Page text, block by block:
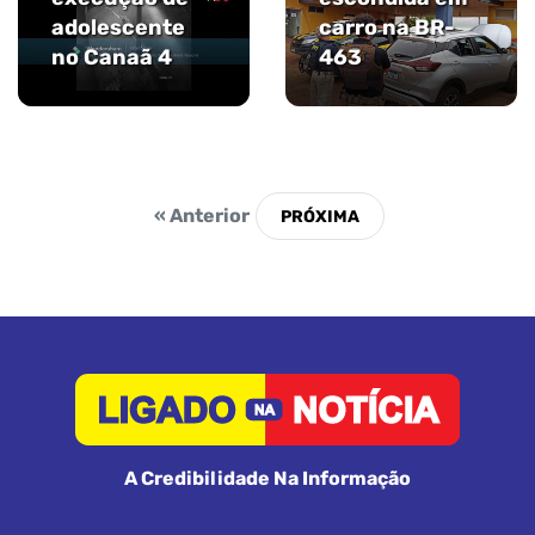
adolescente
no Canaã 4
carro na BR-
463
« Anterior
A Credibilidade Na Informação